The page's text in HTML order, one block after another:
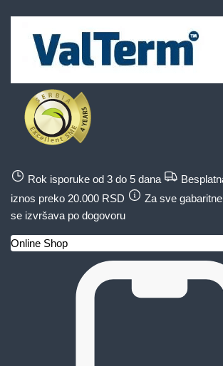
Rok isporuke od 3 do 5 dana
iznos preko 20.000 RSD
Za sve
se izvršava po dogovoru
Online Shop